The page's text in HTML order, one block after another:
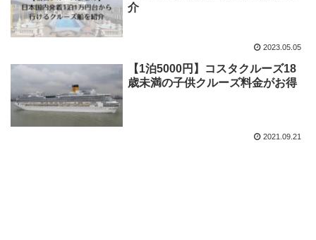
介
2023.05.05
【1泊5000円】コスタクルーズ18
歳未満の子供クルーズ料金がお得
2021.09.21